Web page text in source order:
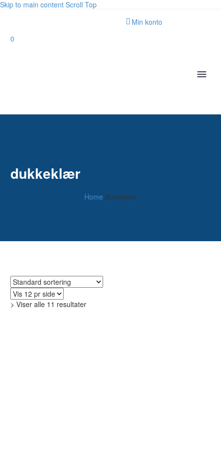
Skip to main content Scroll Top
Min konto
0
dukkeklær
Home dukkeklær
> Viser alle 11 resultater